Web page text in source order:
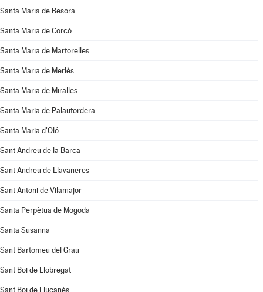
Santa Maria de Besora
Santa Maria de Corcó
Santa Maria de Martorelles
Santa Maria de Merlès
Santa Maria de Miralles
Santa Maria de Palautordera
Santa Maria d'Oló
Sant Andreu de la Barca
Sant Andreu de Llavaneres
Sant Antoni de Vilamajor
Santa Perpètua de Mogoda
Santa Susanna
Sant Bartomeu del Grau
Sant Boi de Llobregat
Sant Boi de Lluçanès